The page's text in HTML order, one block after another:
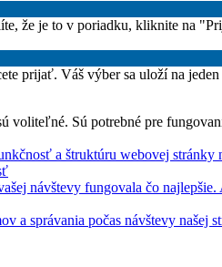
že je to v poriadku, kliknite na
prijať. Váš výber sa uloží na
voliteľné. Sú potrebné pre
a štruktúru webovej stránky
návštevy fungovala čo
a správania počas návštevy našej